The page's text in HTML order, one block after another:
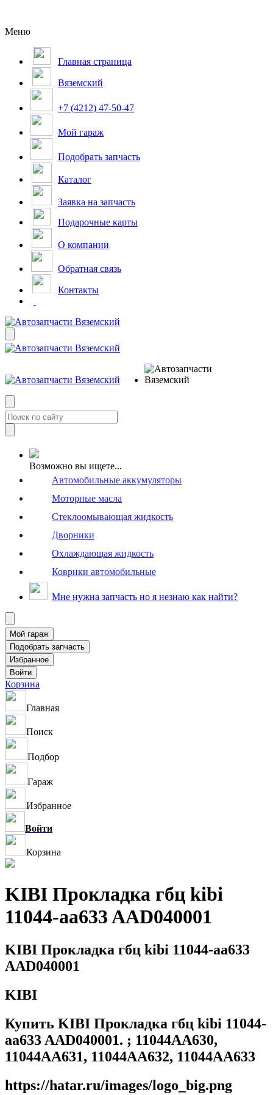
Меню
Главная страница
Вяземский
+7 (4212) 47-50-47
Мой гараж
Подобрать запчасть
Каталог
Заявка на запчасть
Подарочные карты
О компании
Обратная связь
Контакты
Возможно вы ищете...
Автомобильные аккумуляторы
Моторные масла
Стеклоомывающая жидкость
Дворники
Охлаждающая жидкость
Коврики автомобильные
Мне нужна запчасть но я незнаю как найти?
Корзина
Главная
Поиск
Подбор
Гараж
Избранное
Войти
Корзина
KIBI Прокладка гбц kibi
11044-aa633 AAD040001
KIBI Прокладка гбц kibi 11044-aa633
AAD040001
KIBI
Купить KIBI Прокладка гбц kibi 11044-
aa633 AAD040001. ; 11044AA630,
11044AA631, 11044AA632, 11044AA633
https://hatar.ru/images/logo_big.png